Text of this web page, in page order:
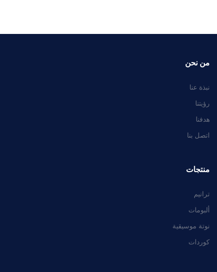
من نحن
نبذة عنا
رؤيتنا
هدفنا
اتصل بنا
منتجات
ترانيم
ألبومات
نوتة موسيقية
كوردات